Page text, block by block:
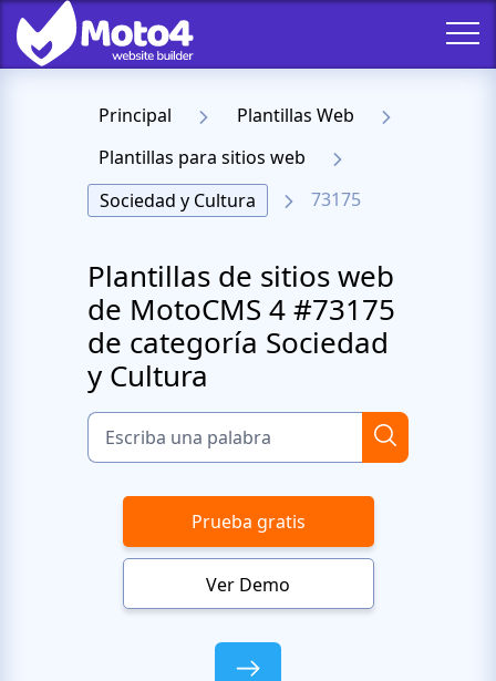
Principal
Plantillas Web
Plantillas para sitios web
Sociedad y Cultura
73175
Plantillas de sitios web
de MotoCMS 4 #73175
de categoría Sociedad
y Cultura
Prueba gratis
Ver Demo